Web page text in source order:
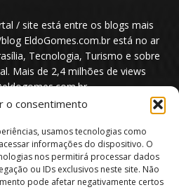
o consentimento
usamos tecnologias como
informações do dispositivo. O
nos permitirá processar dados
ou IDs exclusivos neste site. Não
pode afetar negativamente certos
/ site está entre os blogs mais
EldoGomes.com.br está no ar
Tecnologia, Turismo e sobre
Mais de 2,4 milhões de views